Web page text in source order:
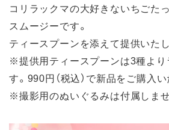
コリラックマの大好きないちごた
スムージーです。
ティースプーンを添えて提供いたし
※提供用ティースプーンは3種より
す。990円（税込）で新品をご購入い
※撮影用のぬいぐるみは付属しませ